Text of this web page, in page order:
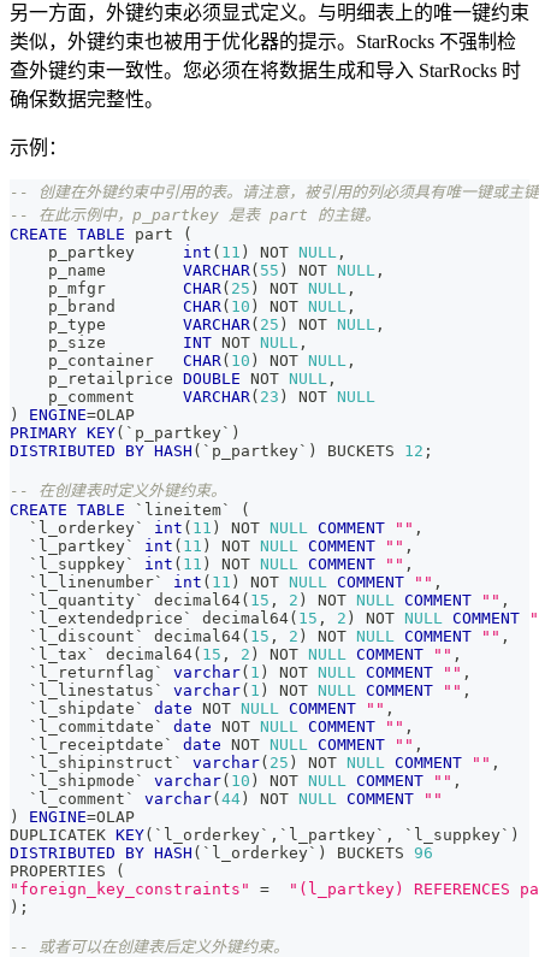
另一方面，外键约束必须显式定义。与明细表上的唯一键约束
类似，外键约束也被用于优化器的提示。StarRocks 不强制检
查外键约束一致性。您必须在将数据生成和导入 StarRocks 时
确保数据完整性。
示例：
-- 创建在外键约束中引用的表。请注意，被引用的列必须具有唯一键或主
-- 在此示例中，p_partkey 是表 part 的主键。
CREATE TABLE part
(
    p_partkey
int ( 11 ) NOT NULL ,
    p_name
VARCHAR( 55 ) NOT NULL ,
    p_mfgr
CHAR( 25 ) NOT NULL ,
    p_brand
CHAR( 10 ) NOT NULL ,
    p_type
VARCHAR( 25 ) NOT NULL ,
    p_size
INT NOT NULL ,
    p_container
CHAR( 10 ) NOT NULL ,
    p_retailprice
DOUBLE NOT NULL ,
    p_comment
VARCHAR( 23 ) NOT NULL
)
ENGINE=OLAP
PRIMARY KEY( ` p_partkey` )
DISTRIBUTED
BY HASH ( ` p_partkey` ) BUCKETS 12 ;
-- 在创建表时定义外键约束。
CREATE TABLE ` lineitem`
(
` l_orderkey` int ( 11 ) NOT NULL COMMENT "" ,
` l_partkey` int ( 11 ) NOT NULL COMMENT "" ,
` l_suppkey` int ( 11 ) NOT NULL COMMENT "" ,
` l_linenumber` int ( 11 ) NOT NULL COMMENT "" ,
` l_quantity` decimal64( 15 , 2 ) NOT NULL COMMENT "" ,
` l_extendedprice ` decimal64( 15 , 2 ) NOT NULL COMMENT
` l_discount ` decimal64( 15 , 2 ) NOT NULL COMMENT "" ,
` l_tax ` decimal64( 15 , 2 ) NOT NULL COMMENT "" ,
` l_returnflag ` varchar( 1 ) NOT NULL COMMENT "" ,
` l_linestatus ` varchar( 1 ) NOT NULL COMMENT "" ,
` l_shipdate ` date NOT NULL COMMENT "" ,
` l_commitdate ` date NOT NULL COMMENT "" ,
` l_receiptdate ` date NOT NULL COMMENT "" ,
` l_shipinstruct ` varchar( 25 ) NOT NULL COMMENT "" ,
` l_shipmode ` varchar( 10 ) NOT NULL COMMENT "" ,
` l_comment ` varchar( 44 ) NOT NULL COMMENT
""
)
ENGINE=OLAP
DUPLICATEK KEY( ` l_orderkey` , ` l_partkey` , ` l_suppkey` )
DISTRIBUTED
BY HASH ( ` l_orderkey` ) BUCKETS 96
PROPERTIES
(
"foreign_key_constraints"
=
"(l_partkey) REFERENCES
) ;
-- 或者可以在创建表后定义外键约束。